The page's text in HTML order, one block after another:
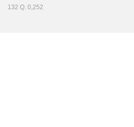
132 Q. 0,252